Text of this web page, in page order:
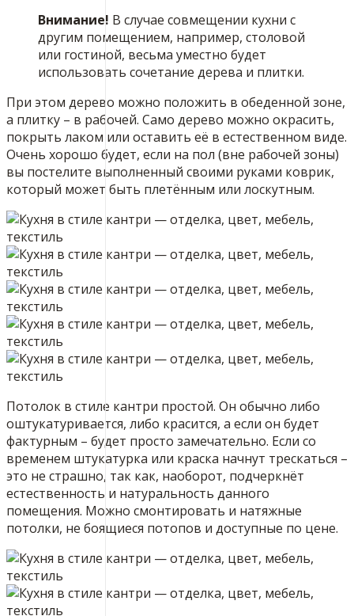
Внимание! В случае совмещении кухни с
другим помещением, например, столовой
или гостиной, весьма уместно будет
использовать сочетание дерева и плитки.
При этом дерево можно положить в обеденной зоне,
а плитку – в рабочей. Само дерево можно окрасить,
покрыть лаком или оставить её в естественном виде.
Очень хорошо будет, если на пол (вне рабочей зоны)
вы постелите выполненный своими руками коврик,
который может быть плетённым или лоскутным.
Потолок в стиле кантри простой. Он обычно либо
оштукатуривается, либо красится, а если он будет
фактурным – будет просто замечательно. Если со
временем штукатурка или краска начнут трескаться –
это не страшно, так как, наоборот, подчеркнёт
естественность и натуральность данного
помещения. Можно смонтировать и натяжные
потолки, не боящиеся потопов и доступные по цене.